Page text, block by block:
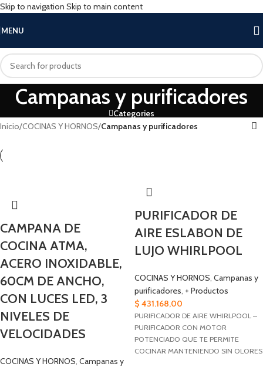
Skip to navigation Skip to main content
MENU
Campanas y purificadores
Categories
Inicio/COCINAS Y HORNOS/Campanas y purificadores
CAMPANA DE
COCINA ATMA,
ACERO INOXIDABLE,
60CM DE ANCHO,
CON LUCES LED, 3
NIVELES DE
VELOCIDADES
COCINAS Y HORNOS, Campanas y
PURIFICADOR DE
AIRE ESLABON DE
LUJO WHIRLPOOL
COCINAS Y HORNOS, Campanas y
purificadores, + Productos
$ 431.168,00
PURIFICADOR DE AIRE WHIRLPOOL –
PURIFICADOR CON MOTOR
POTENCIADO QUE TE PERMITE
COCINAR MANTENIENDO SIN OLORES